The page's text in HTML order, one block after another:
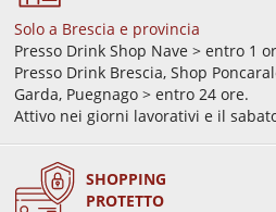
Solo a Brescia e provincia
Presso Drink Shop Nave > entro 1
Presso Drink Brescia, Shop
Garda, Puegnago > entro 24 ore.
Attivo nei giorni lavorativi e il
SHOPPING
PROTETTO